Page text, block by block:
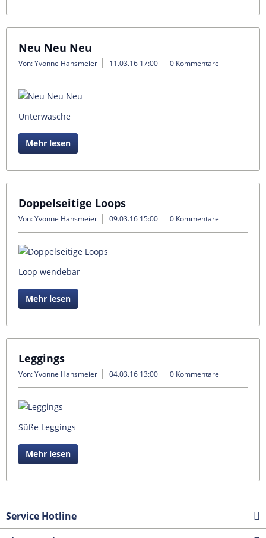
Neu Neu Neu
Von: Yvonne Hansmeier 11.03.16 17:00 0 Kommentare
Unterwäsche
Mehr lesen
Doppelseitige Loops
Von: Yvonne Hansmeier 09.03.16 15:00 0 Kommentare
Loop wendebar
Mehr lesen
Leggings
Von: Yvonne Hansmeier 04.03.16 13:00 0 Kommentare
Süße Leggings
Mehr lesen
Service Hotline